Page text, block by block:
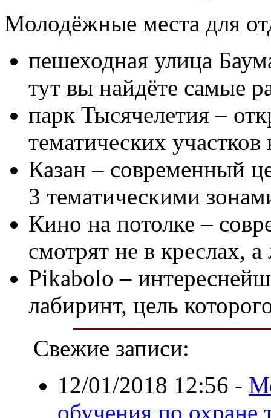
Молодёжные места для
пешеходная улица
тут вы найдёте самые
парк Тысячелетия –
тематических участков
Казан – современный
3 тематическими
Кино на потолке –
смотрят не в креслах,
Pikabolo –
лабиринт, цель
Свежие записи:
12/01/2018 12:56 -
обучения по охране